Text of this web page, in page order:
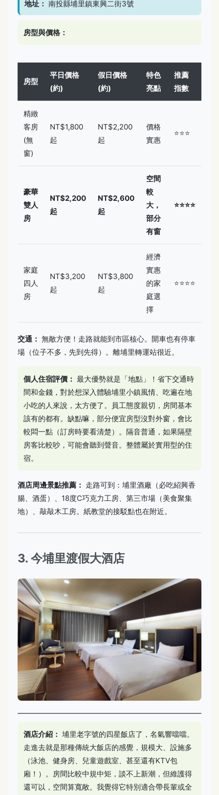
地址： 南投縣埔里鎮東興二街3號
房型與價格：
房型
平日價格
(約)
假日價格
(約)
特色
亮點
推薦
指數
精緻
客房
(無
窗)
NT$1,800
起
NT$2,200
起
價格
實惠
⭐⭐⭐
豪華
雙人
房
NT$2,200
起
NT$2,600
起
空間
較
大，
部分
有窗
⭐⭐⭐⭐
家庭
四人
房
NT$3,200
起
NT$3,800
起
經濟
實惠
的家
庭選
擇
⭐⭐⭐⭐
交通： 無敵方便！走路就能到市區核心。開車也有停車
場（位子不多，先到先得）。離埔里轉運站很近。
個人住宿評價： 最大優勢就是「地點」！省下交通時
間和金錢，對於想深入體驗埔里小鎮風情、吃遍在地
小吃的人來說，太方便了。員工態度親切，房間基本
該有的都有。缺點嘛，部分便宜房型沒對外窗，會比
較悶一點（訂房時要看清楚）。隔音普通，如果隔壁
房客比較吵，可能會聽到聲音。整體屬於實用型的住
宿。
酒店周邊景點推薦： 走路可到：埔里酒廠（必吃紹興香
腸、酒蛋）、18度C巧克力工房、第三市場（美食聚集
地）、敲敲木工房。紙教堂的接駁點也在附近。
3. 今埔里渡假大酒店
酒店介紹： 埔里老字號的四星飯店了，名氣響噹噹。
走進去就是那種傳統大飯店的感覺，規模大、設施多
（泳池、健身房、兒童遊戲室、甚至還有KTV包
廂！）。房間比較中規中矩，談不上新潮，但維護得
還可以，空間算寬敞。我覺得它特別適合帶長輩或全